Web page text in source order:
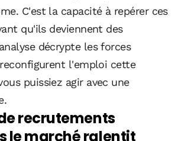
C'est la capacité à repérer ces
qu'ils deviennent des
décrypte les forces
l'emploi cette
puissiez agir avec une
recrutements
le marché ralentit